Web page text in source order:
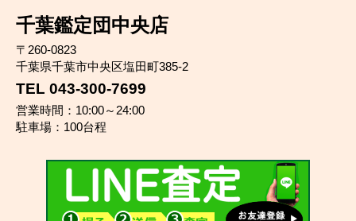
千葉鑑定団中央店
〒260-0823
千葉県千葉市中央区塩田町385-2
TEL 043-300-7699
営業時間：10:00～24:00
駐車場：100台程